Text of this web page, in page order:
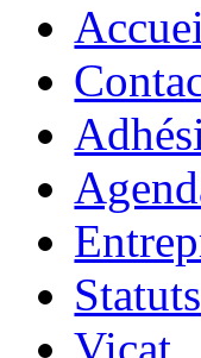
Statuts